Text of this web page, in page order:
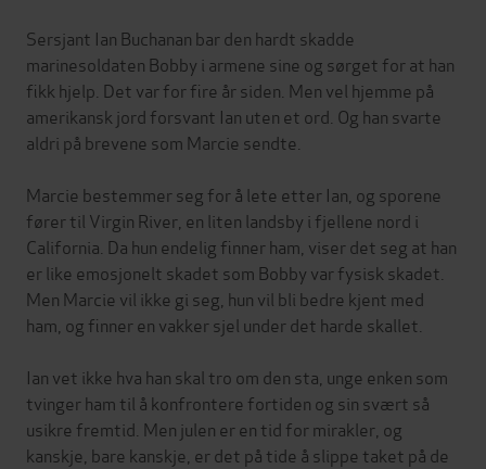
Sersjant Ian Buchanan bar den hardt skadde
marinesoldaten Bobby i armene sine og sørget for at han
fikk hjelp. Det var for fire år siden. Men vel hjemme på
amerikansk jord forsvant Ian uten et ord. Og han svarte
aldri på brevene som Marcie sendte.
Marcie bestemmer seg for å lete etter Ian, og sporene
fører til Virgin River, en liten landsby i fjellene nord i
California. Da hun endelig finner ham, viser det seg at han
er like emosjonelt skadet som Bobby var fysisk skadet.
Men Marcie vil ikke gi seg, hun vil bli bedre kjent med
ham, og finner en vakker sjel under det harde skallet.
Ian vet ikke hva han skal tro om den sta, unge enken som
tvinger ham til å konfrontere fortiden og sin svært så
usikre fremtid. Men julen er en tid for mirakler, og
kanskje, bare kanskje, er det på tide å slippe taket på de